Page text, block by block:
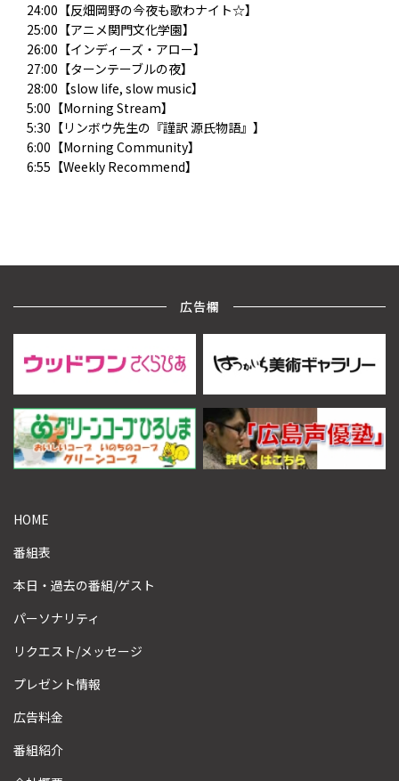
24:00【反畑岡野の今夜も歌わナイト☆】
25:00【アニメ関門文化学園】
26:00【インディーズ・アロー】
27:00【ターンテーブルの夜】
28:00【slow life, slow music】
5:00【Morning Stream】
5:30【リンボウ先生の『謹訳 源氏物語』】
6:00【Morning Community】
6:55【Weekly Recommend】
広告欄
HOME
番組表
本日・過去の番組/ゲスト
パーソナリティ
リクエスト/メッセージ
プレゼント情報
広告料金
番組紹介